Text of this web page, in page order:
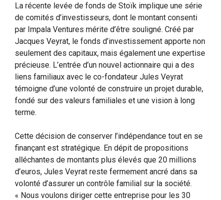
La récente levée de fonds de Stoïk implique une série
de comités d’investisseurs, dont le montant consenti
par Impala Ventures mérite d’être souligné. Créé par
Jacques Veyrat, le fonds d’investissement apporte non
seulement des capitaux, mais également une expertise
précieuse. L’entrée d’un nouvel actionnaire qui a des
liens familiaux avec le co-fondateur Jules Veyrat
témoigne d’une volonté de construire un projet durable,
fondé sur des valeurs familiales et une vision à long
terme.
Cette décision de conserver l’indépendance tout en se
finançant est stratégique. En dépit de propositions
alléchantes de montants plus élevés que 20 millions
d’euros, Jules Veyrat reste fermement ancré dans sa
volonté d’assurer un contrôle familial sur la société.
« Nous voulons diriger cette entreprise pour les 30